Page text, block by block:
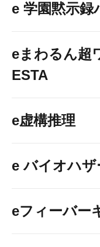
e 学園黙示
eまわるん超
ESTA
e虚構推理
e バイオハザ
eフィーバー